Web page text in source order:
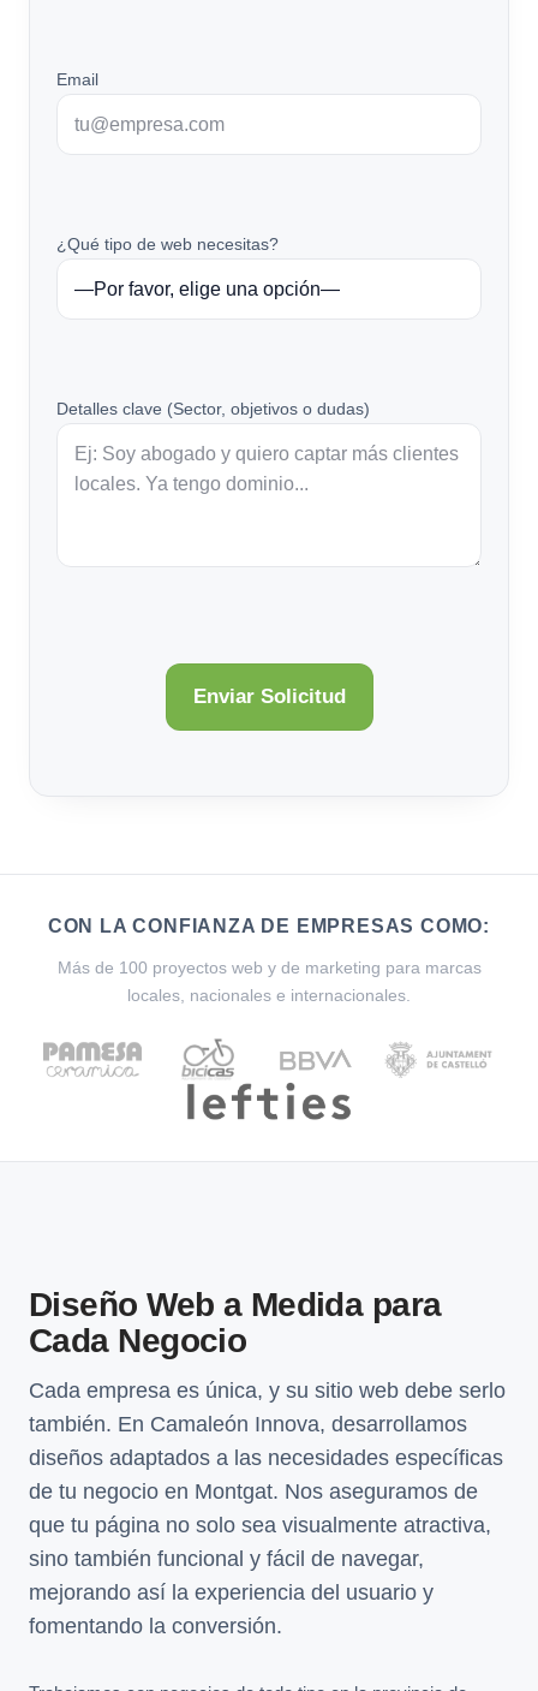
Email
¿Qué tipo de web necesitas?
Detalles clave (Sector, objetivos o dudas)
CON LA CONFIANZA DE EMPRESAS COMO:
Más de 100 proyectos web y de marketing para marcas
locales, nacionales e internacionales.
Diseño Web a Medida para
Cada Negocio
Cada empresa es única, y su sitio web debe serlo
también. En Camaleón Innova, desarrollamos
diseños adaptados a las necesidades específicas
de tu negocio en Montgat. Nos aseguramos de
que tu página no solo sea visualmente atractiva,
sino también funcional y fácil de navegar,
mejorando así la experiencia del usuario y
fomentando la conversión.